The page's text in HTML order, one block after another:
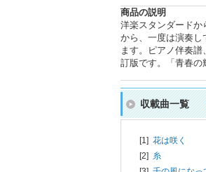
商品の説明
洋楽スタンダードか
から、一度は演奏
ます。ピアノ伴奏
訂版です。「青春の
収載曲一覧
[1] 花は咲く
[2] 糸